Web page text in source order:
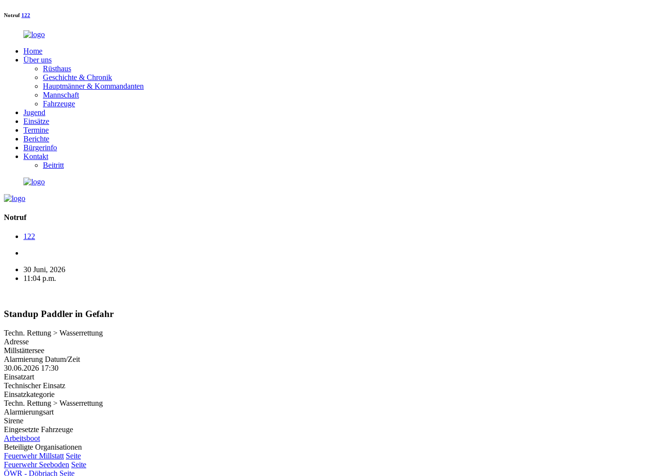
Notruf 122
Home
Über uns
Rüsthaus
Geschichte & Chronik
Hauptmänner & Kommandanten
Mannschaft
Fahrzeuge
Jugend
Einsätze
Termine
Berichte
Bürgerinfo
Kontakt
Beitritt
Notruf
122
30 Juni, 2026
11:04 p.m.
Standup Paddler in Gefahr
Techn. Rettung > Wasserrettung
Adresse
Millstättersee
Alarmierung Datum/Zeit
30.06.2026 17:30
Einsatzart
Technischer Einsatz
Einsatzkategorie
Techn. Rettung > Wasserrettung
Alarmierungsart
Sirene
Eingesetzte Fahrzeuge
Arbeitsboot
Beteiligte Organisationen
Feuerwehr Millstatt Seite
Feuerwehr Seeboden Seite
ÖWR - Döbriach Seite